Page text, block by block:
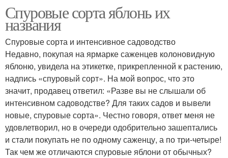
Спуровые сорта яблонь их
названия
Спуровые сорта и интенсивное садоводство
Недавно, покупая на ярмарке саженцев колоновидную
яблоню, увидела на этикетке, прикрепленной к растению,
надпись «спуровый сорт». На мой вопрос, что это
значит, продавец ответил: «Разве вы не слышали об
интенсивном садоводстве? Для таких садов и вывели
новые, спуровые сорта». Честно говоря, ответ меня не
удовлетворил, но в очереди одобрительно зашептались
и стали покупать не по одному саженцу, а по три-четыре!
Так чем же отличаются спуровые яблони от обычных?